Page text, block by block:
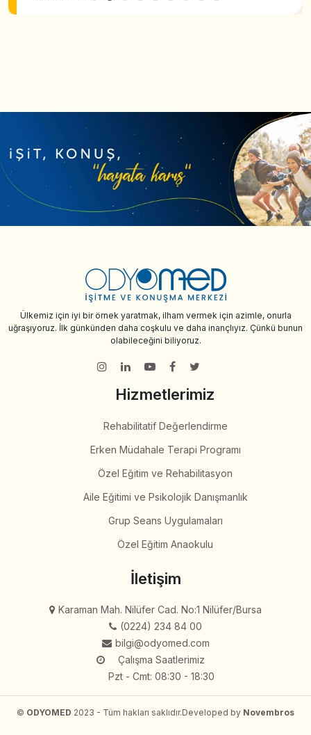
Ülkemiz için iyi bir örnek yaratmak, ilham vermek için azimle, onurla
uğraşıyoruz. İlk günkünden daha coşkulu ve daha inançlıyız. Çünkü bunun
olabileceğini biliyoruz.
Hizmetlerimiz
Rehabilitatif Değerlendirme
Erken Müdahale Terapi Programı
Özel Eğitim ve Rehabilitasyon
Aile Eğitimi ve Psikolojik Danışmanlık
Grup Seans Uygulamaları
Özel Eğitim Anaokulu
İletişim
Karaman Mah. Nilüfer Cad. No:1 Nilüfer/Bursa
(0224) 234 84 00
bilgi@odyomed.com
Çalışma Saatlerimiz
Pzt - Cmt: 08:30 - 18:30
© ODYOMED 2023 - Tüm hakları saklıdır.Developed by Novembros